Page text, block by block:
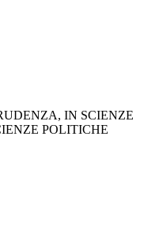
IN SCIENZE
POLITICHE